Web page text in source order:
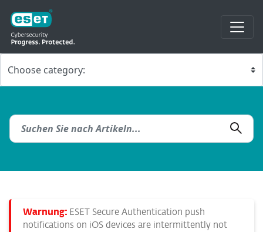
Warnung: ESET Secure Authentication push
notifications on iOS devices are intermittently not